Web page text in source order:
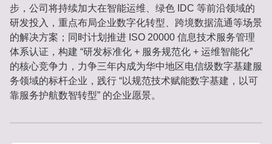
步，公司将持续加大在智能运维、绿色 IDC 等前沿领域的
研发投入，重点布局企业数字化转型、跨境数据流通等场景
的解决方案；同时计划推进 ISO 20000 信息技术服务管理
体系认证，构建 “研发标准化 + 服务规范化 + 运维智能化”
的核心竞争力，力争三年内成为华中地区电信级数字基建服
务领域的标杆企业，践行 “以规范技术赋能数字基建，以可
靠服务护航数智转型” 的企业愿景。